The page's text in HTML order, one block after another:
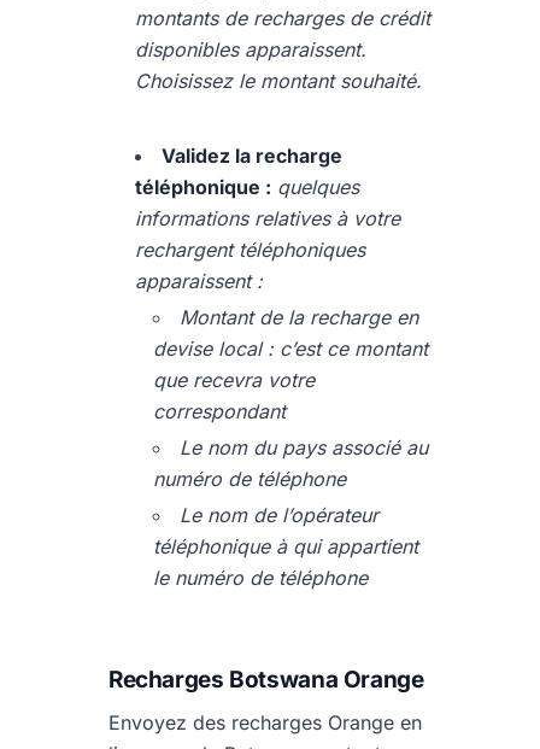
montants de recharges de crédit
disponibles apparaissent.
Choisissez le montant souhaité.
Validez la recharge
téléphonique : quelques
informations relatives à votre
rechargent téléphoniques
apparaissent :
Montant de la recharge en
devise local : c’est ce montant
que recevra votre
correspondant
Le nom du pays associé au
numéro de téléphone
Le nom de l’opérateur
téléphonique à qui appartient
le numéro de téléphone
Recharges Botswana Orange
Envoyez des recharges Orange en